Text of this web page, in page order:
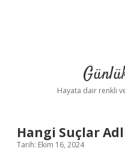
Hayata dair renkli
Hangi Suçlar
Tarih: Ekim 16, 2024